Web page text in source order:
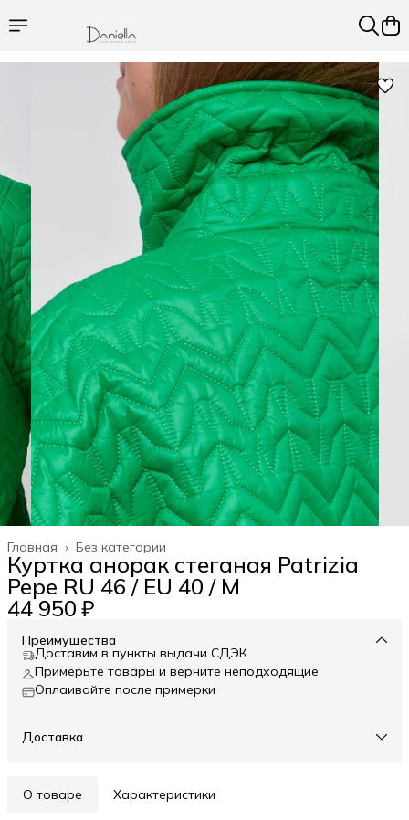
Без категории
Главная ›
Куртка анорак стеганая Patrizia
Pepe RU 46 / EU 40 / M
44 950 ₽
Преимущества
Доставим в пункты выдачи СДЭК
Примерьте товары и верните неподходящие
Оплаивайте после примерки
Доставка
О товаре Характеристики